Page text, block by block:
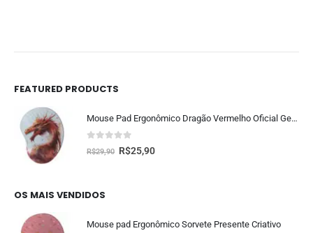
FEATURED PRODUCTS
Mouse Pad Ergonômico Dragão Vermelho Oficial Geek Vip
fora de 5
R$29,90 R$25,90
OS MAIS VENDIDOS
Mouse pad Ergonômico Sorvete Presente Criativo